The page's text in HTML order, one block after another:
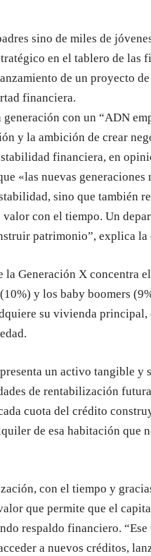
sino de miles de
en el tablero de las
de un proyecto
financiera.
con un “ADN
y la ambición de crear
financiera, en
«las nuevas generaciones
sino que también
con el tiempo. Un
patrimonio”, explica la
Generación X concentra
y los baby boomers
su vivienda principal,
un activo tangible y
de rentabilización
cuota del crédito
de esa habitación que
con el tiempo y
que permite que el
respaldo financiero.
a nuevos créditos,